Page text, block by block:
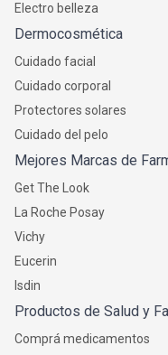
Electro belleza
Dermocosmética
Cuidado facial
Cuidado corporal
Protectores solares
Cuidado del pelo
Mejores Marcas de
Get The Look
La Roche Posay
Vichy
Eucerin
Isdin
Productos de Salud y
Comprá medicamentos